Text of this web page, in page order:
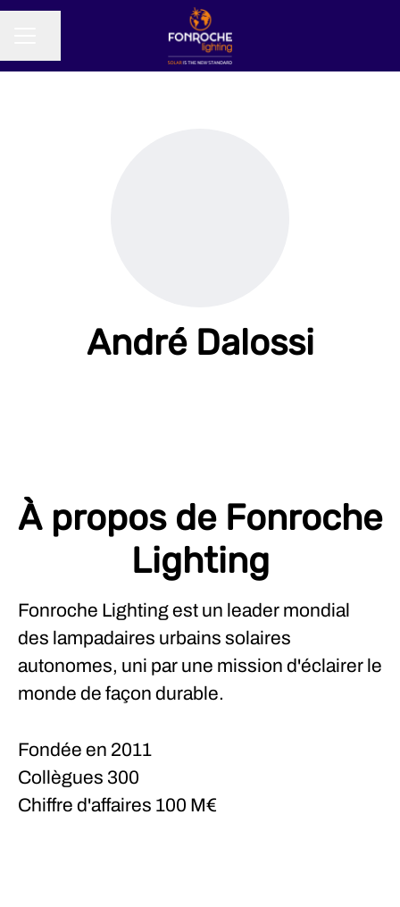
André Dalossi
À propos de Fonroche
Lighting
Fonroche Lighting est un leader mondial
des lampadaires urbains solaires
autonomes, uni par une mission d'éclairer le
monde de façon durable.
Fondée en 2011
Collègues 300
Chiffre d'affaires 100 M€